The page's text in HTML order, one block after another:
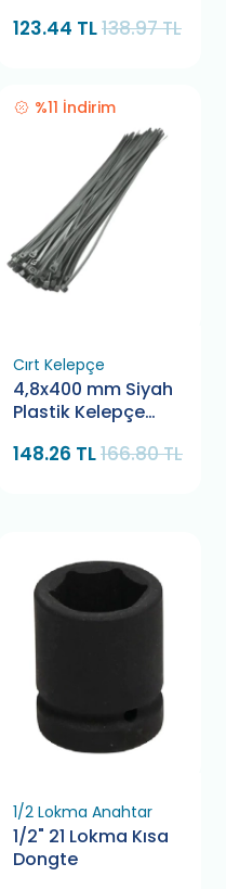
123.44 TL138.97 TL
%11 İndirim
Cırt Kelepçe
4,8x400 mm Siyah
Plastik Kelepçe
148.26 TL166.80 TL
1/2 Lokma Anahtar
1/2" 21 Lokma Kısa
Dongte